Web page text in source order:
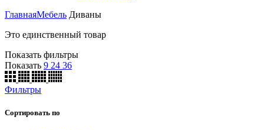
ГлавнаяМебель Диваны
Это единственный товар
Показать фильтры
Показать 9 24 36
Фильтры
Сортировать по